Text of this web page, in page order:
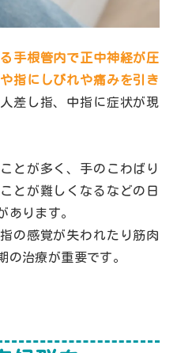
手根管内で正中神経が圧
指にしびれや痛みを引き
差し指、中指に症状が現
とが多く、手のこわばり
とが難しくなるなどの日
あります。
の感覚が失われたり筋肉
の治療が重要です。